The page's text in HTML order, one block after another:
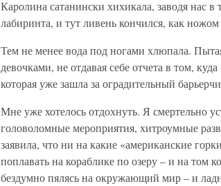
Каролина сатанински хихикала, заводя нас
лабиринта, и тут ливень кончился, как ножом
Тем не менее вода под ногами хлюпала.
девочками, не отдавая себе отчета в том,
которая уже зашла за оградительный
Мне уже хотелось отдохнуть. Я смертельно
головоломные мероприятия, хитроумные
заявила, что ни на какие «американские
поплавать на кораблике по озеру – и на том
бездумно пялясь на окружающий мир – и